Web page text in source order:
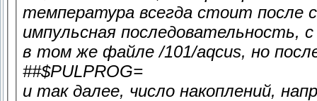
температура всегда стоит после
импульсная последовательность,
в том же файле /101/aqcus, но
##$PULPROG=
и так далее, число накоплений,